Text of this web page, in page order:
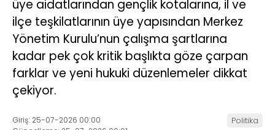
üye aidatlarından gençlik kotalarına, il ve
ilçe teşkilatlarının üye yapısından Merkez
Yönetim Kurulu’nun çalışma şartlarına
kadar pek çok kritik başlıkta göze çarpan
farklar ve yeni hukuki düzenlemeler dikkat
çekiyor.
Giriş: 25-07-2026 00:00
Politika